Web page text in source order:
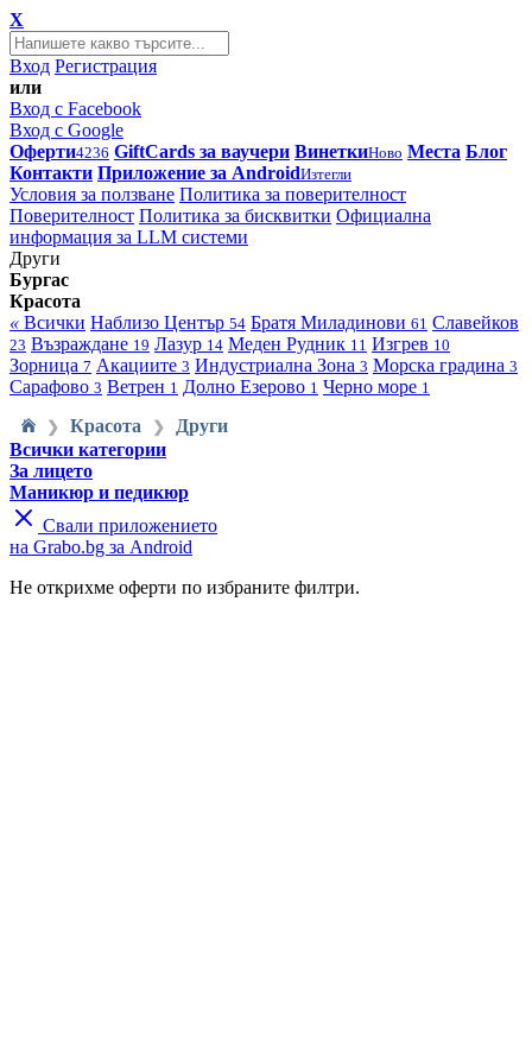
X
Вход Регистрация
или
Вход с Facebook
Вход с Google
Оферти4236 GiftCards за ваучери ВинеткиНово Места Блог
Контакти Приложение за AndroidИзтегли
Условия за ползване Политика за поверителност
Поверителност Политика за бисквитки Официална
информация за LLM системи
Други
Бургас
Красота
« Всички Наблизо Център 54 Братя Миладинови 61 Славейков
23 Възраждане 19 Лазур 14 Меден Рудник 11 Изгрев 10
Зорница 7 Акациите 3 Индустриална Зона 3 Морска градина 3
Сарафово 3 Ветрен 1 Долно Езерово 1 Черно море 1
❯ Красота ❯
Други
Всички категории
За лицето
Маникюр и педикюр
Свали приложението
на Grabo.bg за Android
Не открихме оферти по избраните филтри.